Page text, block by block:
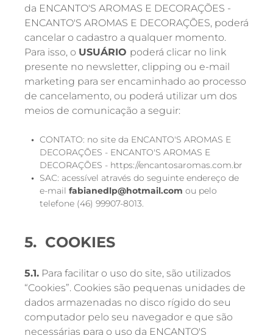
da ENCANTO'S AROMAS E DECORAÇÕES -
ENCANTO'S AROMAS E DECORAÇÕES, poderá
cancelar o cadastro a qualquer momento.
Para isso, o USUÁRIO poderá clicar no link
presente no newsletter, clipping ou e-mail
marketing para ser encaminhado ao processo
de cancelamento, ou poderá utilizar um dos
meios de comunicação a seguir:
CONTATO: no site da ENCANTO'S AROMAS E
DECORAÇÕES - ENCANTO'S AROMAS E
DECORAÇÕES - https://encantosaromas.com.br
SAC: acessível através do seguinte endereço de
e-mail fabianedlp@hotmail.com ou pelo
telefone (46) 99907-8013.
5. COOKIES
5.1. Para facilitar o uso do site, são utilizados
“Cookies”. Cookies são pequenas unidades de
dados armazenadas no disco rígido do seu
computador pelo seu navegador e que são
necessárias para o uso da ENCANTO'S